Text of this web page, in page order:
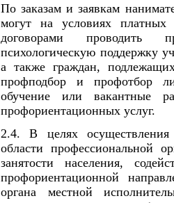
По заказам и заявкам
могут на условиях платных
договорами проводить
психологическую поддержку
а также граждан,
профподбор и профотбор
обучение или вакантные
профориентационных услуг.
2.4. В целях осуществления
области профессиональной
занятости населения,
профориентационной
органа местной